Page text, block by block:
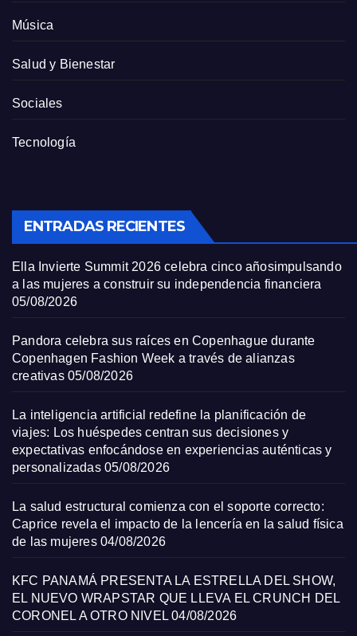
Música
Salud y Bienestar
Sociales
Tecnología
ENTRADAS RECIENTES
Ella Invierte Summit 2026 celebra cinco añosimpulsando
a las mujeres a construir su independencia financiera
05/08/2026
Pandora celebra sus raíces en Copenhague durante
Copenhagen Fashion Week a través de alianzas
creativas 05/08/2026
La inteligencia artificial redefine la planificación de
viajes: Los huéspedes centran sus decisiones y
expectativas enfocándose en experiencias auténticas y
personalizadas 05/08/2026
La salud estructural comienza con el soporte correcto:
Caprice revela el impacto de la lencería en la salud física
de las mujeres 04/08/2026
KFC PANAMÁ PRESENTA LA ESTRELLA DEL SHOW,
EL NUEVO WRAPSTAR QUE LLEVA EL CRUNCH DEL
CORONEL A OTRO NIVEL 04/08/2026